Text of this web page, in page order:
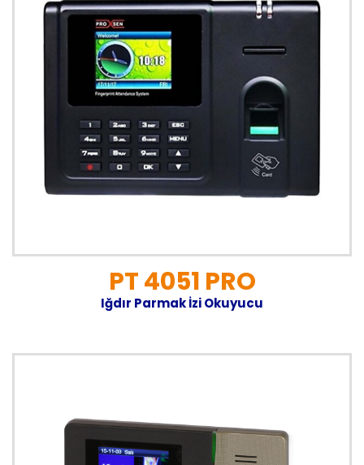
PT 4051 PRO
Iğdır Parmak İzi Okuyucu